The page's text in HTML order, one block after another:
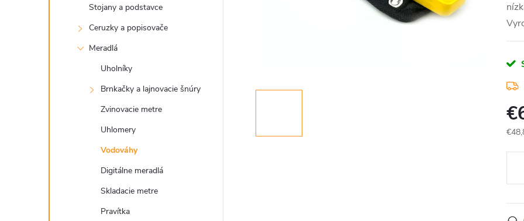
Stojany a podstavce
Ceruzky a popisovače
Meradlá
Uholníky
Brnkačky a lajnovacie šnúry
Zvinovacie metre
Uhlomery
Vodováhy
Digitálne meradlá
Skladacie metre
Pravítka